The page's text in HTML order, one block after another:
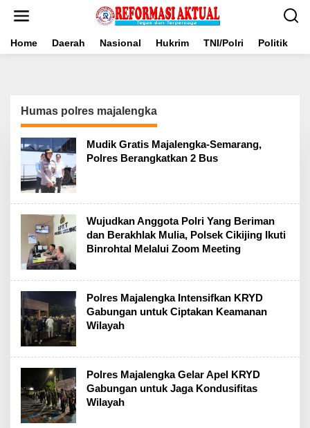
Home Daerah Nasional Hukrim TNI/Polri Politik
Humas polres majalengka
Mudik Gratis Majalengka-Semarang,
Polres Berangkatkan 2 Bus
Wujudkan Anggota Polri Yang Beriman
dan Berakhlak Mulia, Polsek Cikijing Ikuti
Binrohtal Melalui Zoom Meeting
Polres Majalengka Intensifkan KRYD
Gabungan untuk Ciptakan Keamanan
Wilayah
Polres Majalengka Gelar Apel KRYD
Gabungan untuk Jaga Kondusifitas
Wilayah